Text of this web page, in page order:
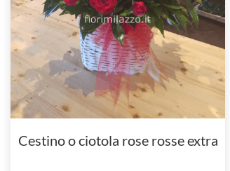
Cestino o ciotola rose rosse extra